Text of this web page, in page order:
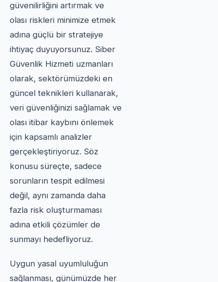
güvenilirliğini artırmak ve
olası riskleri minimize etmek
adına güçlü bir stratejiye
ihtiyaç duyuyorsunuz. Siber
Güvenlik Hizmeti uzmanları
olarak, sektörümüzdeki en
güncel teknikleri kullanarak,
veri güvenliğinizi sağlamak ve
olası itibar kaybını önlemek
için kapsamlı analizler
gerçekleştiriyoruz. Söz
konusu süreçte, sadece
sorunların tespit edilmesi
değil, aynı zamanda daha
fazla risk oluşturmaması
adına etkili çözümler de
sunmayı hedefliyoruz.
Uygun yasal uyumluluğun
sağlanması, günümüzde her